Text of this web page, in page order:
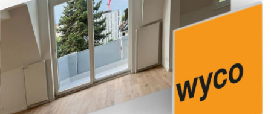
Beschriftungskonzept
Stiftung Altried, Zürich
Zentrum für Menschen mit Behinderung